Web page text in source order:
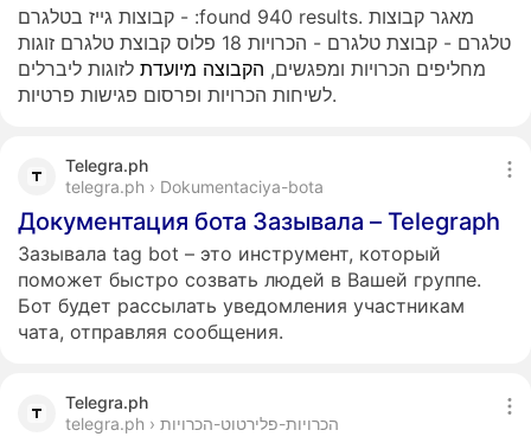
קבוצות גייז בטלגרם - :found 940 results. מאגר קבוצות
טלגרם - קבוצת טלגרם - הכרויות 18 פלוס קבוצת טלגרם זוגות
מחליפים הכרויות ומפגשים, הקבוצה מיועדת לזוגות ליברלים
לשיחות הכרויות ופרסום פגישות פרטיות.
Telegra.ph
telegra.ph › Dokumentaciya-bota
Документация бота Зазывала – Telegraph
Зазывала tag bot – это инструмент, который
поможет быстро созвать людей в Вашей группе.
Бот будет рассылать уведомления участникам
чата, отправляя сообщения.
Telegra.ph
telegra.ph › הכרויות-פלירטוט-הכרויות